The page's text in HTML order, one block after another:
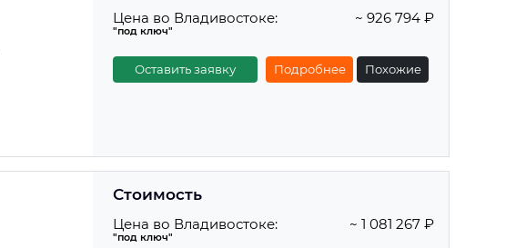
Цена во Владивостоке:
"под ключ"
~ 926 794 ₽
Оставить заявку Подробнее Похожие
Стоимость
Цена во Владивостоке:
"под ключ"
~ 1 081 267 ₽